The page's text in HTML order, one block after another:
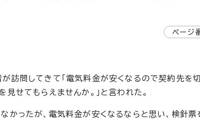
ページ
訪問してきて「電気料金が安くなるので契約先を
見せてもらえませんか。」と言われた。
かったが、電気料金が安くなるならと思い、検針